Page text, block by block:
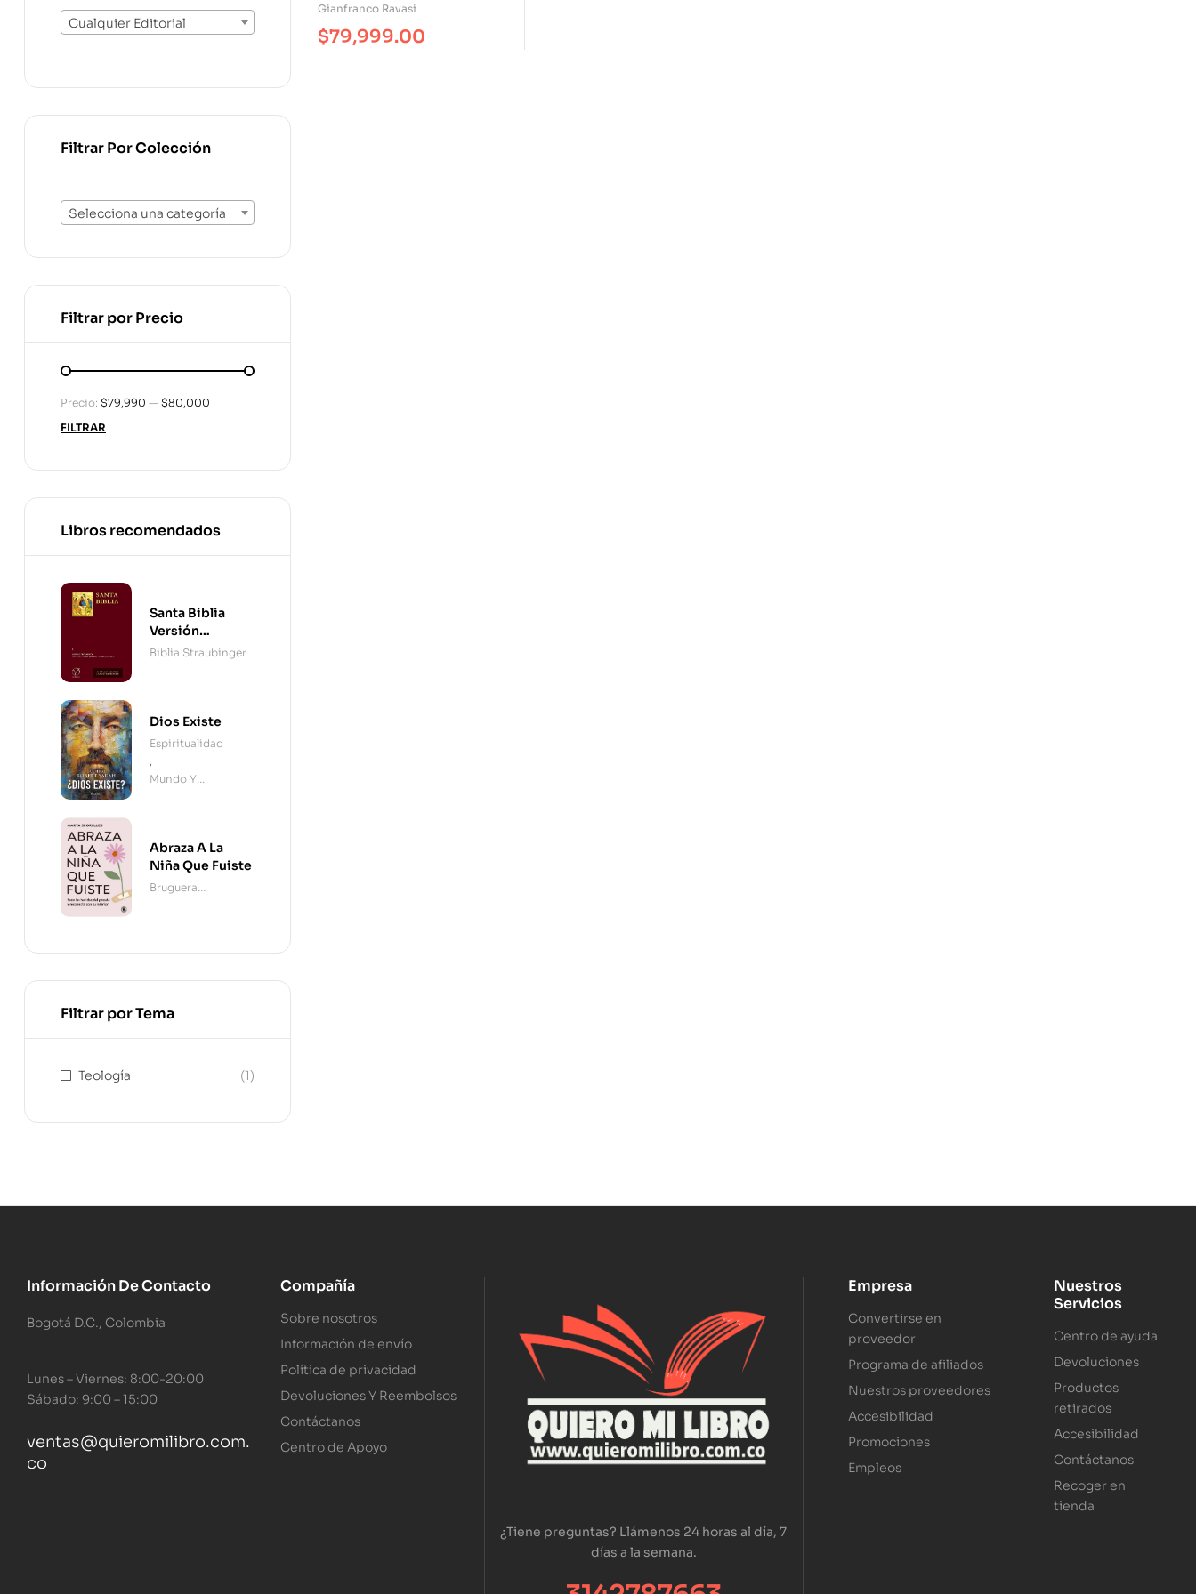
Gianfranco Ravasi
$79,999.00
Cualquier Editorial
Filtrar Por Colección
Selecciona una categoría
Filtrar por Precio
FILTRAR
Precio: $79,990 — $80,000
Libros recomendados
Santa Biblia
Versión
Straubinger - 2
Biblia Straubinger
Dios Existe
Espiritualidad
,
Mundo Y
Abraza A La
Niña Que Fuiste
Bruguera
Filtrar por Tema
Teología (1)
Información De Contacto
Bogotá D.C., Colombia
Lunes – Viernes: 8:00-20:00
Sábado: 9:00 – 15:00
ventas@quieromilibro.com.
co
Compañía
Sobre nosotros
Información de envío
Política de privacidad
Devoluciones Y Reembolsos
Contáctanos
Centro de Apoyo
¿Tiene preguntas? Llámenos 24 horas al día, 7
días a la semana.
Empresa
Convertirse en
proveedor
Programa de afiliados
Nuestros proveedores
Accesibilidad
Promociones
Empleos
Nuestros
Servicios
Centro de ayuda
Devoluciones
Productos
retirados
Accesibilidad
Contáctanos
Recoger en
tienda